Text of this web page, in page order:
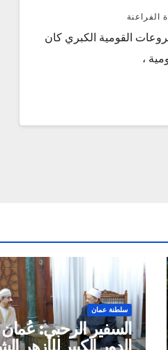
الفراعنة
القومية الكبري كان
،
سلطنة عمان
السفير الرحبي: